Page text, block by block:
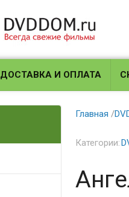
ДОСТАВКА И ОПЛАТА
Главная /
Категории: